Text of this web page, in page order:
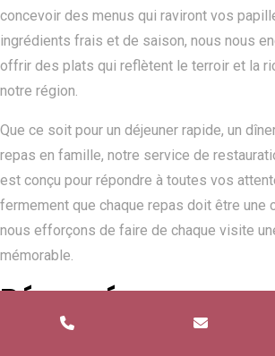
concevoir des menus qui raviront vos
ingrédients frais et de saison, nous nous
offrir des plats qui reflètent le terroir et la
notre région.
Que ce soit pour un déjeuner rapide, un
repas en famille, notre service de
est conçu pour répondre à toutes vos
fermement que chaque repas doit être une
nous efforçons de faire de chaque visite
mémorable.
Résumé
Introduction au Service de